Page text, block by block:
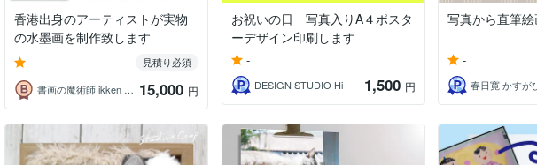
香港出身のアーティストが実物
の水墨画を制作致します
-
見積り必須
書画の魔術師 ikken 一健
15,000 円
お祝いの日 写真入りA４ポスタ
ーデザイン印刷します
-
DESIGN STUDIO Hi 1,500 円
写真から直筆
-
春日寛 かすが